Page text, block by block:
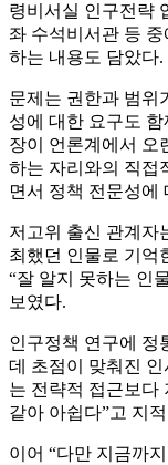
령비서실 인구전략
좌 수석비서관 등
하는 내용도 담았다.
문제는 권한과 범위
성에 대한 요구도
장이 언론계에서 오
하는 자리와의 직접
면서 정책 전문성에
저고위 출신 관계자
최했던 인물로 기억
“잘 알지 못하는 인
보였다.
인구정책 연구에 정
데 초점이 맞춰진
는 전략적 접근보다
같아 아쉽다”고 지
이어 “다만 지금까